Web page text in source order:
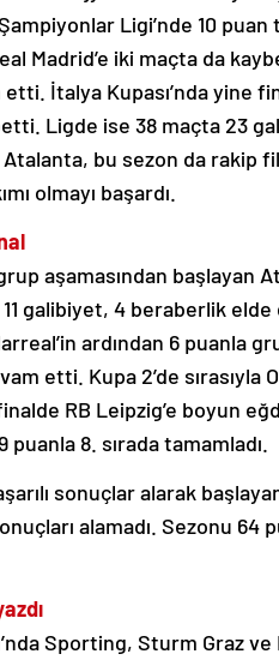
Ligi’nde 10
Madrid’e iki maçta da
İtalya Kupası’nda yine
Ligde ise 38 maçta 23
Atalanta, bu sezon da
olmayı başardı.
aşamasından başlayan
11 galibiyet, 4 beraberlik
ardından 6 puanla
etti. Kupa 2’de sırasıyla
RB Leipzig’e boyun
8. sırada tamamladı.
sonuçlar alarak
alamadı. Sezonu 64
Sporting, Sturm Graz